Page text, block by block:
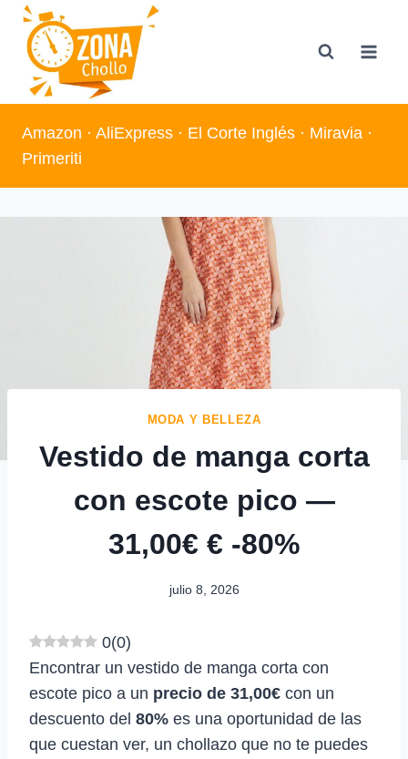
Saltar
contenido
Amazon · AliExpress · El Corte Inglés · Miravia ·
Primeriti
MODA Y BELLEZA
Vestido de manga corta
con escote pico —
31,00€ € -80%
julio 8, 2026
0(0)
Encontrar un vestido de manga corta con
escote pico a un precio de 31,00€ con un
descuento del 80% es una oportunidad de las
que cuestan ver, un chollazo que no te puedes